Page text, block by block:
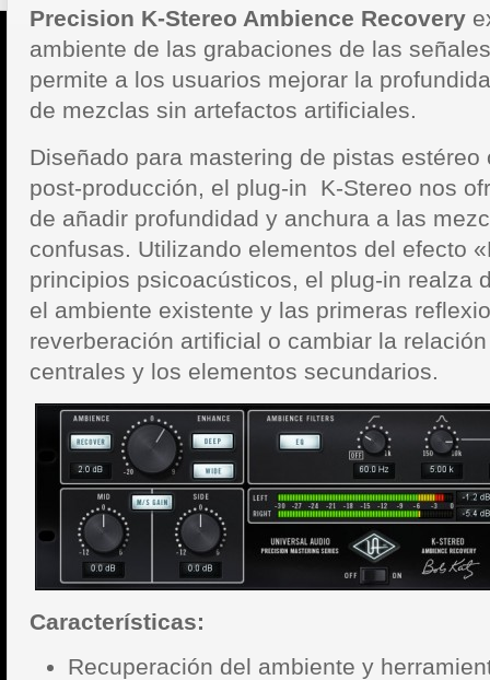
Precision K-Stereo Ambience Recovery
ambiente de las grabaciones de las
permite a los usuarios mejorar la
de mezclas sin artefactos artificiales.
Diseñado para mastering de pistas estéreo
post-producción, el plug-in K-Stereo nos
de añadir profundidad y anchura a las
confusas. Utilizando elementos del efecto
principios psicoacústicos, el plug-in realza
el ambiente existente y las primeras
reverberación artificial o cambiar la
centrales y los elementos secundarios.
Características:
Recuperación del ambiente y